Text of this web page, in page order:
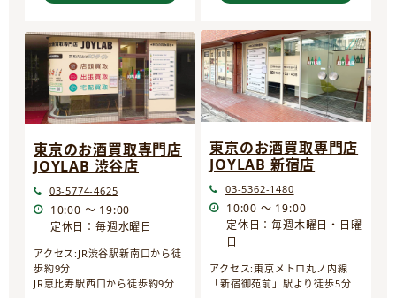
東京のお酒買取専門店
JOYLAB 渋谷店
03-5774-4625
10:00 ～ 19:00
定休日：毎週水曜日
アクセス:JR渋谷駅新南口から徒
歩約9分
JR恵比寿駅西口から徒歩約9分
東京のお酒買取専門店
JOYLAB 新宿店
03-5362-1480
10:00 ～ 19:00
定休日：毎週木曜日・日曜
日
アクセス:東京メトロ丸ノ内線
「新宿御苑前」駅より徒歩5分